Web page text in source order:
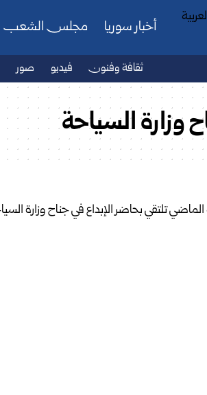
أخبار سوريا مجلس الشعب
ثقافة وفنون فيديو صور
وزارة السياحة